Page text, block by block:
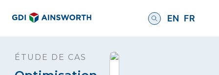
EN FR
ÉTUDE DE CAS